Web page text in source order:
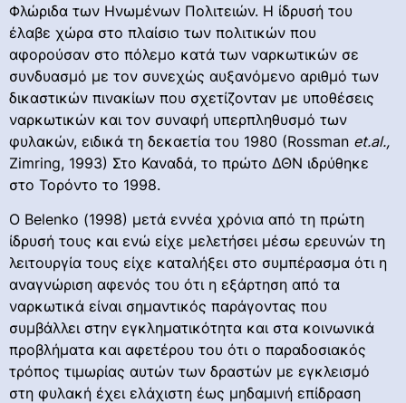
Φλώριδα των Ηνωμένων Πολιτειών. Η ίδρυσή του
έλαβε χώρα στο πλαίσιο των πολιτικών που
αφορούσαν στο πόλεμο κατά των ναρκωτικών σε
συνδυασμό με τον συνεχώς αυξανόμενο αριθμό των
δικαστικών πινακίων που σχετίζονταν με υποθέσεις
ναρκωτικών και τον συναφή υπερπληθυσμό των
φυλακών, ειδικά τη δεκαετία του 1980 (Rossman et.al.,
Zimring, 1993) Στο Καναδά, το πρώτο ΔΘΝ ιδρύθηκε
στο Τορόντο το 1998.
Ο Belenko (1998) μετά εννέα χρόνια από τη πρώτη
ίδρυσή τους και ενώ είχε μελετήσει μέσω ερευνών τη
λειτουργία τους είχε καταλήξει στο συμπέρασμα ότι η
αναγνώριση αφενός του ότι η εξάρτηση από τα
ναρκωτικά είναι σημαντικός παράγοντας που
συμβάλλει στην εγκληματικότητα και στα κοινωνικά
προβλήματα και αφετέρου του ότι ο παραδοσιακός
τρόπος τιμωρίας αυτών των δραστών με εγκλεισμό
στη φυλακή έχει ελάχιστη έως μηδαμινή επίδραση